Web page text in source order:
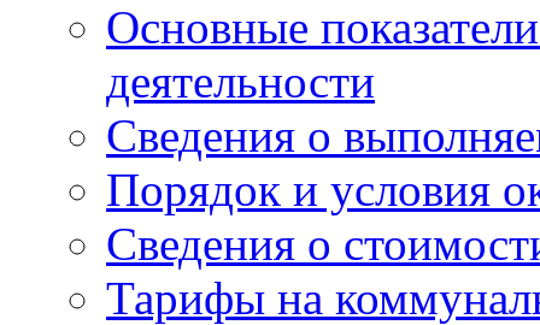
Основные
деятельности
Сведения о
Порядок и условия
Сведения о
Тарифы на